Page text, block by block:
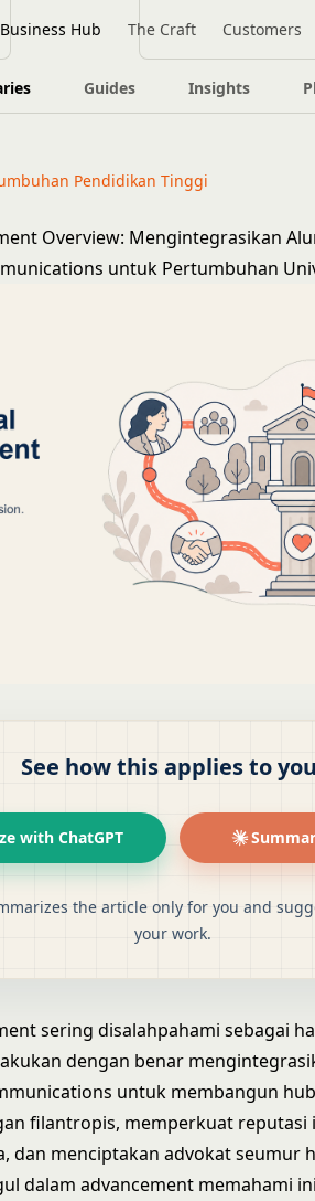
Business Hub The Craft Customers
Guides Insights
Pendidikan Tinggi
Overview: Mengintegrasikan
untuk Pertumbuhan
See how this applies to
with ChatGPT
the article only for you and
your work.
sering disalahpahami sebagai
dengan benar
untuk membangun
filantropis, memperkuat
dan menciptakan advokat seumur
dalam advancement memahami